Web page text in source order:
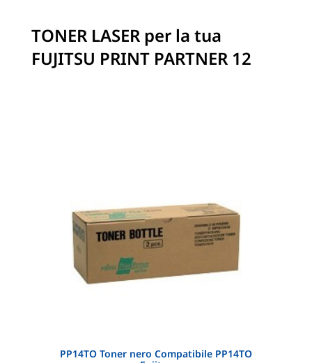
TONER LASER per la tua
FUJITSU PRINT PARTNER 12
PP14TO Toner nero Compatibile PP14TO